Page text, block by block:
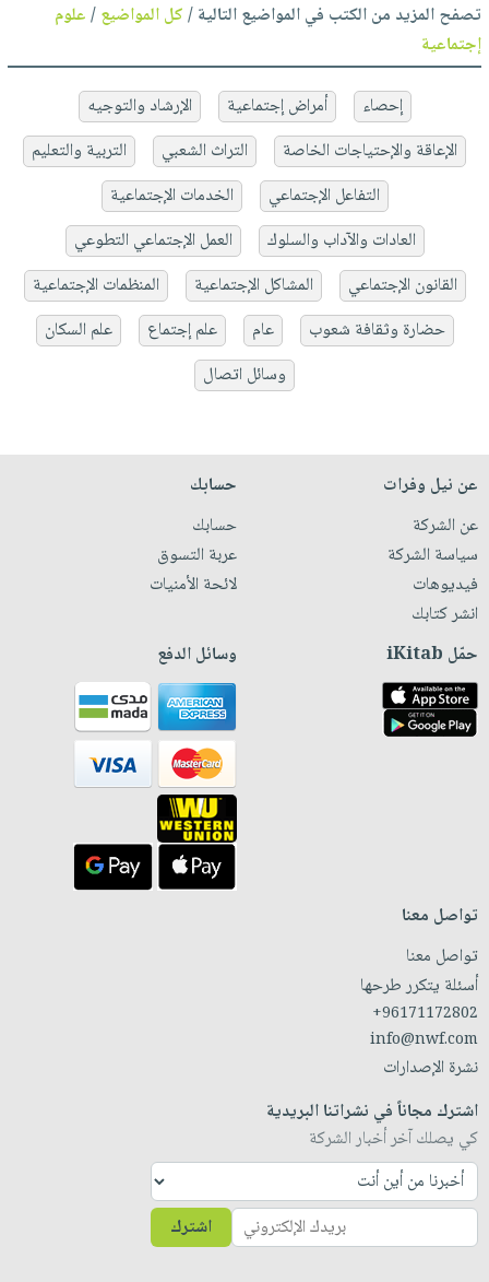
تصفح المزيد من الكتب في المواضيع التالية /كل المواضيع/علوم
إجتماعية
إحصاء أمراض إجتماعية
الإرشاد والتوجيه
الإعاقة والإحتياجات الخاصة
التراث الشعبي
التربية والتعليم
التفاعل الإجتماعي
الخدمات الإجتماعية
العادات والآداب والسلوك
العمل الإجتماعي التطوعي
القانون الإجتماعي
المشاكل الإجتماعية
المنظمات الإجتماعية
حضارة وثقافة شعوب
عام علم إجتماع
علم السكان
وسائل اتصال
عن نيل وفرات
عن الشركة
سياسة الشركة
فيديوهات
انشر كتابك
حسابك
حسابك
عربة التسوق
لائحة الأمنيات
حمّل iKitab وسائل الدفع
تواصل معنا
تواصل معنا
أسئلة يتكرر طرحها
+96171172802
info@nwf.com
نشرة الإصدارات
اشترك مجاناً في نشراتنا البريدية
كي يصلك آخر أخبار الشركة
اشترك